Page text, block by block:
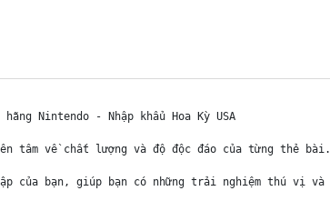
Nintendo - Nhập khẩu Hoa Kỳ USA
yên tâm về chất lượng và độ độc đáo của từng
của bạn, giúp bạn có những trải nghiệm thú vị